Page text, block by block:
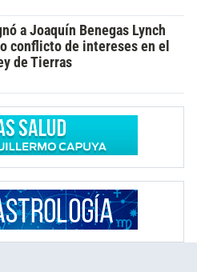
a Joaquín Benegas Lynch
conflicto de intereses en el
de Tierras